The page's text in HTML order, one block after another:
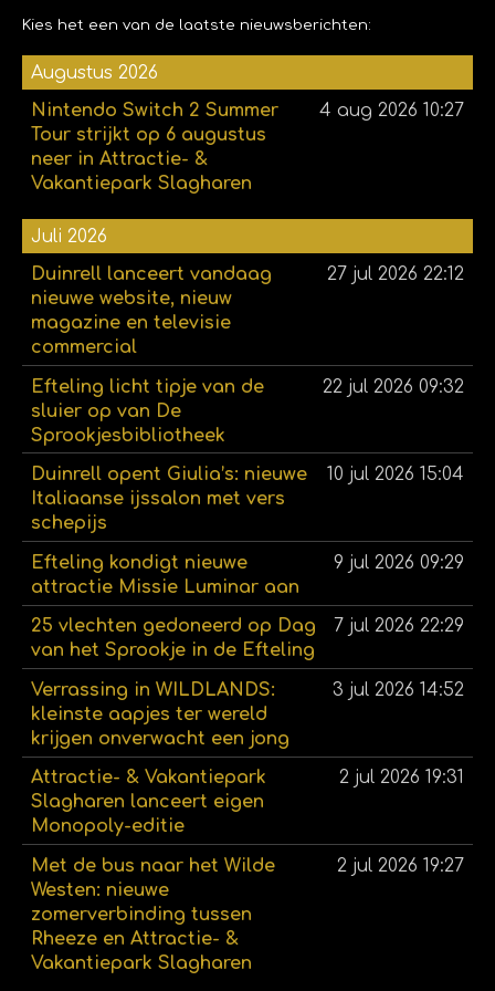
Kies het een van de laatste nieuwsberichten:
Augustus 2026
Nintendo Switch 2 Summer
Tour strijkt op 6 augustus
neer in Attractie- &
Vakantiepark Slagharen
4 aug 2026 10:27
Juli 2026
Duinrell lanceert vandaag
nieuwe website, nieuw
magazine en televisie
commercial
27 jul 2026 22:12
Efteling licht tipje van de
sluier op van De
Sprookjesbibliotheek
22 jul 2026 09:32
Duinrell opent Giulia’s: nieuwe
Italiaanse ijssalon met vers
schepijs
10 jul 2026 15:04
Efteling kondigt nieuwe
attractie Missie Luminar aan
9 jul 2026 09:29
25 vlechten gedoneerd op Dag
van het Sprookje in de Efteling
7 jul 2026 22:29
Verrassing in WILDLANDS:
kleinste aapjes ter wereld
krijgen onverwacht een jong
3 jul 2026 14:52
Attractie- & Vakantiepark
Slagharen lanceert eigen
Monopoly-editie
2 jul 2026 19:31
Met de bus naar het Wilde
Westen: nieuwe
zomerverbinding tussen
Rheeze en Attractie- &
Vakantiepark Slagharen
2 jul 2026 19:27